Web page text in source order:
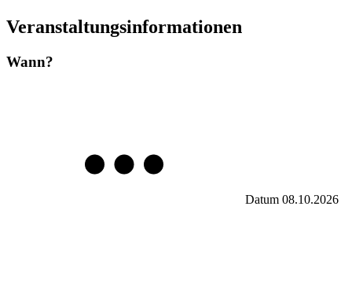
Veranstaltungsinformationen
Wann?
Datum 08.10.2026